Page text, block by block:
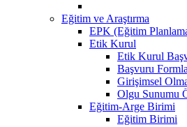
Eğitim ve Araştırma
EPK (Eğitim
Etik Kurul
Etik Kurul
Başvuru
Girişimsel
Olgu Sunumu
Eğitim-Arge Birimi
Eğitim Birimi